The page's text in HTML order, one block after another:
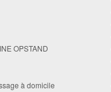
OPSTAND
à domicile